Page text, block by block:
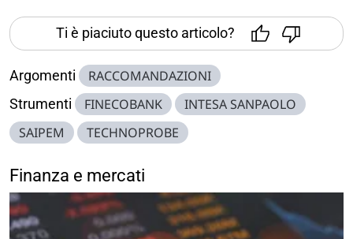
Ti è piaciuto questo articolo?
Argomenti RACCOMANDAZIONI
Strumenti FINECOBANK
INTESA SANPAOLO
SAIPEM
TECHNOPROBE
Finanza e mercati